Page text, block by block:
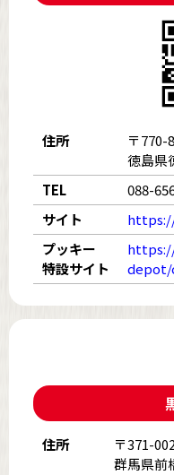
住所
〒770-
徳島県
TEL
088-
サイト
プッキー
特設サイト
depot/
住所
〒371-
群馬県前